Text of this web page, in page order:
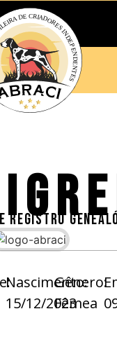
REGISTRO
Nascimento:
15/12/2023
Gênero:
Fêmea